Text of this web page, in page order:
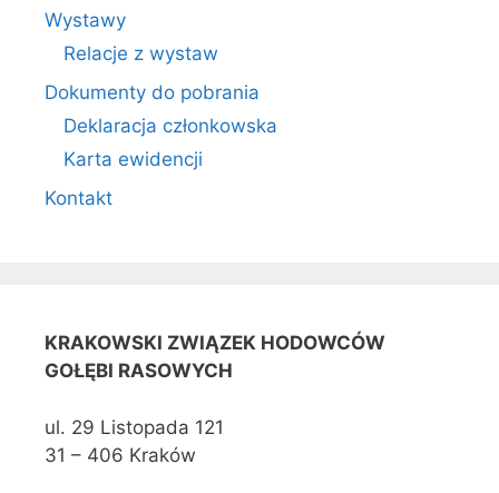
Wystawy
Relacje z wystaw
Dokumenty do pobrania
Deklaracja członkowska
Karta ewidencji
Kontakt
KRAKOWSKI ZWIĄZEK HODOWCÓW
GOŁĘBI RASOWYCH
ul. 29 Listopada 121
31 – 406 Kraków